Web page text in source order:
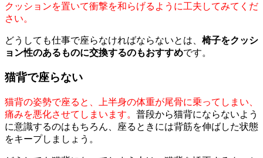
クッションを置いて衝撃を和らげるように工夫してみてくだ
さい。
どうしても仕事で座らなければならないとは、 椅子をクッシ
ョン性のあるものに交換するのもおすすめです。
猫背で座らない
猫背の姿勢で座ると、上半身の体重が尾骨に乗ってしまい、
痛みを悪化させてしまいます。 普段から猫背にならないよう
に意識するのはもちろん、座るときには背筋を伸ばした状態
をキープしましょう。